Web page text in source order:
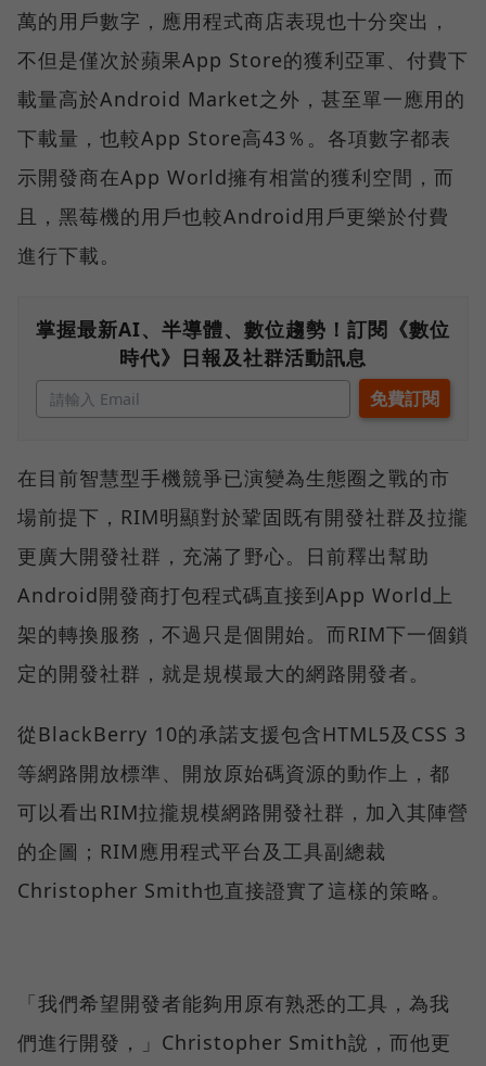
萬的用戶數字，應用程式商店表現也十分突出，
不但是僅次於蘋果App Store的獲利亞軍、付費下
載量高於Android Market之外，甚至單一應用的
下載量，也較App Store高43％。各項數字都表
示開發商在App World擁有相當的獲利空間，而
且，黑莓機的用戶也較Android用戶更樂於付費
進行下載。
掌握最新AI、半導體、數位趨勢！訂閱《數位
時代》日報及社群活動訊息
在目前智慧型手機競爭已演變為生態圈之戰的市
場前提下，RIM明顯對於鞏固既有開發社群及拉攏
更廣大開發社群，充滿了野心。日前釋出幫助
Android開發商打包程式碼直接到App World上
架的轉換服務，不過只是個開始。而RIM下一個鎖
定的開發社群，就是規模最大的網路開發者。
從BlackBerry 10的承諾支援包含HTML5及CSS 3
等網路開放標準、開放原始碼資源的動作上，都
可以看出RIM拉攏規模網路開發社群，加入其陣營
的企圖；RIM應用程式平台及工具副總裁
Christopher Smith也直接證實了這樣的策略。
「我們希望開發者能夠用原有熟悉的工具，為我
們進行開發，」Christopher Smith說，而他更